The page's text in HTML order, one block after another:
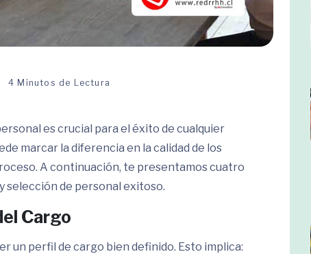
4 Minutos de Lectura
es crucial para el éxito de cualquier
marcar la diferencia en la calidad de los
A continuación, te presentamos cuatro
selección de personal exitoso.
Cargo
un perfil de cargo bien definido. Esto implica: